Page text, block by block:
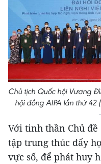
Chủ tịch Quốc hội Vương
hội đồng AIPA lần thứ 42
Với tinh thần Chủ
tập trung thúc đẩy
vực số, để phát huy